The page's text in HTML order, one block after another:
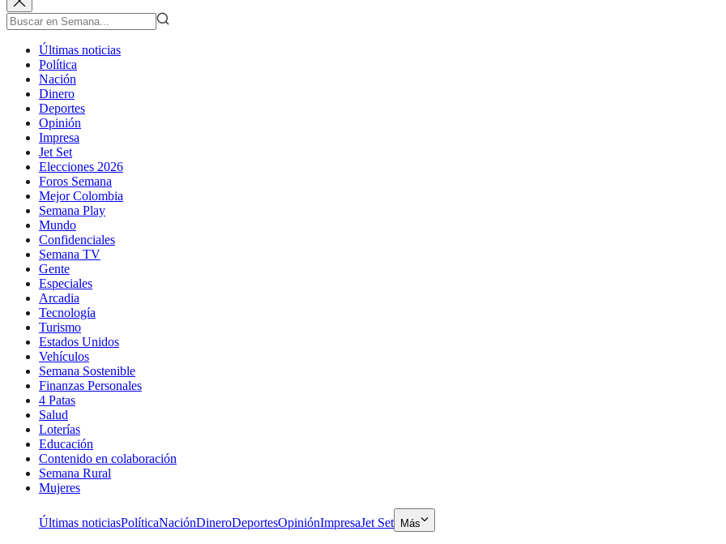
Últimas noticias
Política
Nación
Dinero
Deportes
Opinión
Impresa
Jet Set
Elecciones 2026
Foros Semana
Mejor Colombia
Semana Play
Mundo
Confidenciales
Semana TV
Gente
Especiales
Arcadia
Tecnología
Turismo
Estados Unidos
Vehículos
Semana Sostenible
Finanzas Personales
4 Patas
Salud
Loterías
Educación
Contenido en colaboración
Semana Rural
Mujeres
Últimas noticiasPolíticaNaciónDineroDeportesOpiniónImpresaJet Set Más